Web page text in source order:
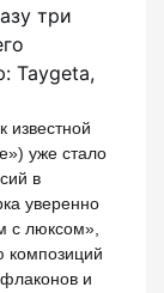
три
Taygeta,
известной
уже стало
в
уверенно
с люксом»,
композиций
и